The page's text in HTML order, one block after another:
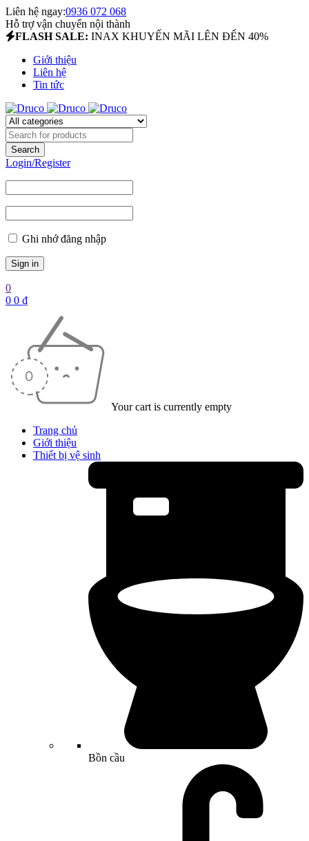
Liên hệ ngay:0936 072 068
Hỗ trợ vận chuyển nội thành
FLASH SALE: INAX KHUYẾN MÃI LÊN ĐẾN 40%
Giới thiệu
Liên hệ
Tin tức
Login/Register
Ghi nhớ đăng nhập
0
0 0 ₫
Your cart is currently empty
Trang chủ
Giới thiệu
Thiết bị vệ sinh
Bồn cầu